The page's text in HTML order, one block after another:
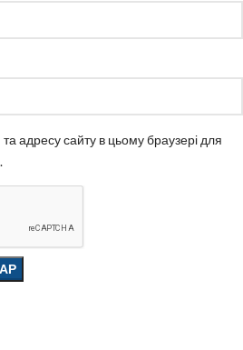
адресу сайту в цьому браузері для